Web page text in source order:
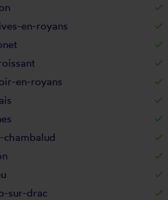
en-royans
en-royans
chambalud
sur-drac